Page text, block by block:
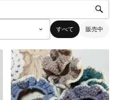
すべて 販売中